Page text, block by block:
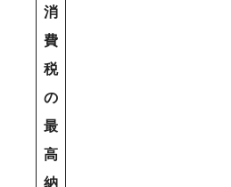
消
費
税
の
最
高
納